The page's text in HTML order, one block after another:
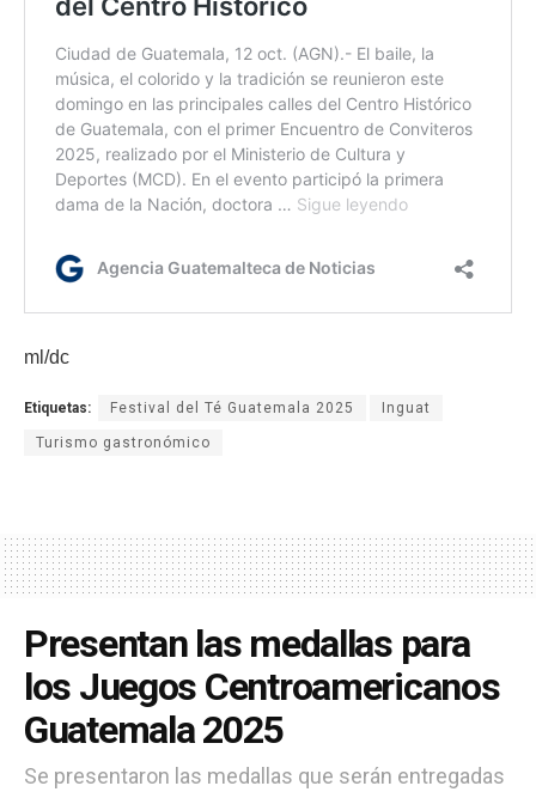
ml/dc
Etiquetas: Festival del Té Guatemala 2025 Inguat
Turismo gastronómico
Presentan las medallas para
los Juegos Centroamericanos
Guatemala 2025
Se presentaron las medallas que serán entregadas